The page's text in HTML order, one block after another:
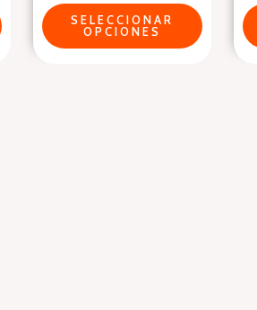
SELECCIONAR
OPCIONES
la
página